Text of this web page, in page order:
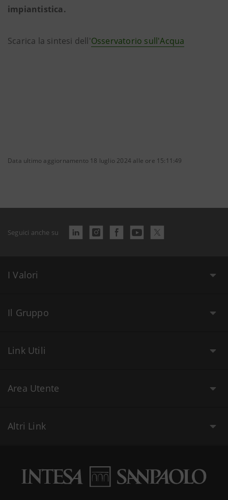
impiantistica.
Scarica la sintesi dell'Osservatorio sull'Acqua
Data ultimo aggiornamento 18 luglio 2024 alle ore 15:11:49
Seguici anche su
I Valori
Il Gruppo
Link Utili
Area Utente
Altri Link